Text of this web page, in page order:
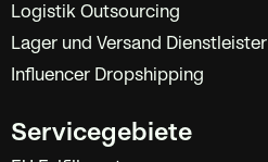
Logistik Outsourcing
Lager und Versand Dienstleister
Influencer Dropshipping
Servicegebiete